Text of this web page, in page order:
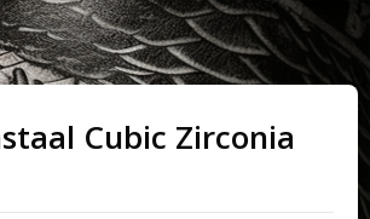
Cubic Zirconia